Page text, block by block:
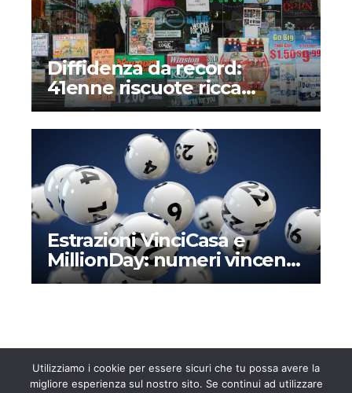
Diffidenza da record:
41enne riscuote ricca
vincita alla lotteria dopo
mesi – Il perché di una
storia assurda
Estrazioni VinciCasa e
MillionDay: numeri vincenti
e montepremi di oggi
Utilizziamo i cookie per essere sicuri che tu possa avere la
migliore esperienza sul nostro sito. Se continui ad utilizzare